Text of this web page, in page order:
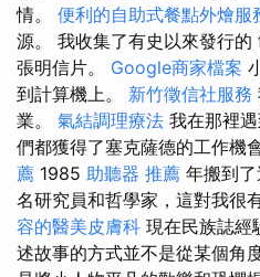
情。 便利的自助式餐點外燴服
源。 我收集了有史以來發行
張明信片。 Google商家檔案
到計算機上。 新竹徵信社服務
業。 氣結調理療法 我在那裡
們都獲得了塞克薩德的工作機
薦 1985 助聽器 推薦 年搬到了
名研究員和哲學家，這對我很
容的醫美皮膚科 現在民族誌經
述故事的方式並不是從某個角